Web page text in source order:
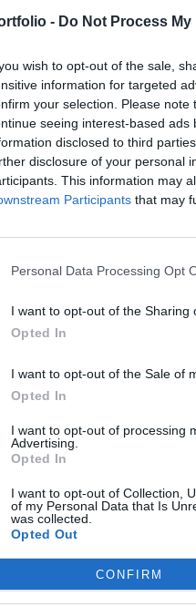
- Do Not Process
wish to opt-out of the sale,
information for targeted
your selection. Please
seeing interest-based
disclosed to third
disclosure of your personal
This information may
Participants that may
Personal Data Processing Opt
I want to opt-out of the Sharing
Opted In
I want to opt-out of the Sale of
Opted In
I want to opt-out of processing
Advertising.
Opted In
I want to opt-out of Collection,
of my Personal Data that Is
was collected.
Opted Out
CONFIRM
hasznos
lehetőséget
a szakmai
kerekasztal-
kikapcsolódásához. A Portfolio Csoport az Agrárszektor Konferencián adja át tizenegy kategóriában azokat
odaítélhető díjakat,
szolgálnak. A
benyújtott
AI &
2026. november
Elképesztő
megszűnnek, a
órában
feje tetejére állítja
üzleti,
megnyert
RÉSZLETEK
DEEP